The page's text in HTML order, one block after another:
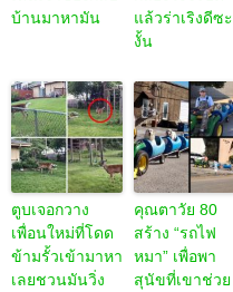
บ้านมาหามัน
แล้วร่าเริงดีซะ
งั้น
ตูบเจอกวาง
เพื่อนใหม่ที่โดด
ข้ามรั้วเข้ามาหา
เลยชวนมันวิ่ง
คุณตาวัย 80
สร้าง “รถไฟ
หมา” เพื่อพา
สุนัขที่เขาช่วย